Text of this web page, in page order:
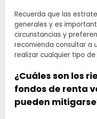
Recuerda que las
generales y es
circunstancias y
recomienda consultar a
realizar cualquier tipo de
¿Cuáles son los
fondos de renta
pueden